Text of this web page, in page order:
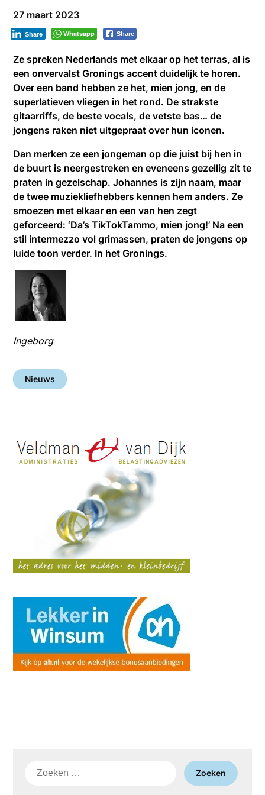
27 maart 2023
Whatsapp Share
Share
Ze spreken Nederlands met elkaar op het terras, al is
een onvervalst Gronings accent duidelijk te horen.
Over een band hebben ze het, mien jong, en de
superlatieven vliegen in het rond. De strakste
gitaarriffs, de beste vocals, de vetste bas… de
jongens raken niet uitgepraat over hun iconen.
Dan merken ze een jongeman op die juist bij hen in
de buurt is neergestreken en eveneens gezellig zit te
praten in gezelschap. Johannes is zijn naam, maar
de twee muziekliefhebbers kennen hem anders. Ze
smoezen met elkaar en een van hen zegt
geforceerd: ‘Da’s TikTokTammo, mien jong!’ Na een
stil intermezzo vol grimassen, praten de jongens op
luide toon verder. In het Gronings.
Ingeborg
Nieuws
Zoeken